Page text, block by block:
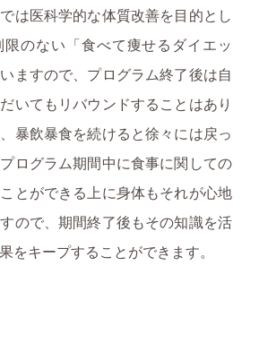
は医科学的な体質改善を目的とし
限のない「食べて痩せるダイエッ
ますので、プログラム終了後は自
いてもリバウンドすることはあり
暴飲暴食を続けると徐々には戻っ
ログラム期間中に食事に関しての
とができる上に身体もそれが心地
ので、期間終了後もその知識を活
をキープすることができます。